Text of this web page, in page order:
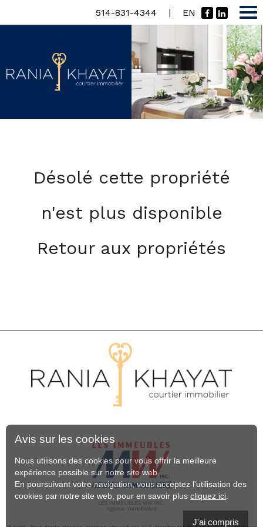
514-831-4344 | EN
Désolé cette propriété
n'est plus disponible
Retour aux propriétés
LES IMMEUBLES MW INC.
Agence Immobilière
Avis sur les cookies
Nous utilisons des cookies pour vous offrir la meilleure
expérience possible sur notre site web.
En poursuivant votre navigation, vous acceptez l'utilisation des
cookies par notre site web, pour en savoir plus cliquez ici
J'ai compris